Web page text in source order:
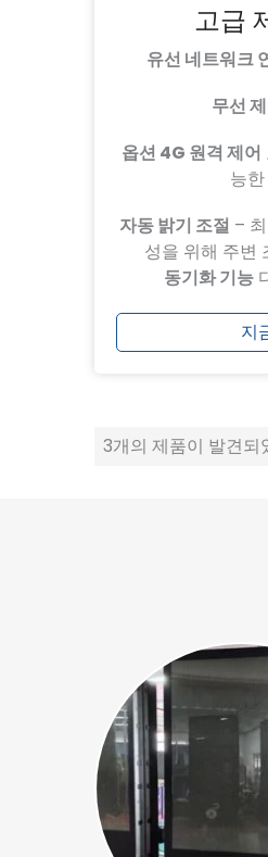
고급
유선 네트워크
무선
옵션 4G 원격 제어
능
자동 밝기 조절 –
성을 위해 주변
동기화 기능
지
3개의 제품이 발견되